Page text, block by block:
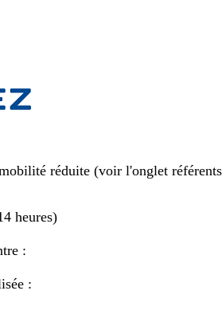
réduite (voir l'onglet référents
heures)
:
: